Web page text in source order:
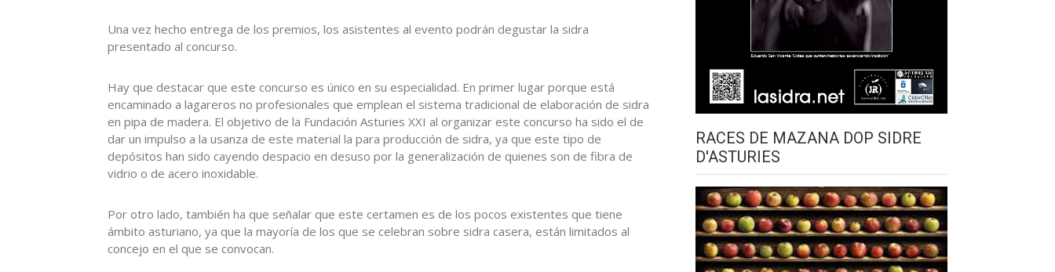
Una vez hecho entrega de los premios, los asistentes al evento podrán degustar la sidra
presentado al concurso.
Hay que destacar que este concurso es único en su especialidad. En primer lugar porque está
encaminado a lagareros no profesionales que emplean el sistema tradicional de elaboración de sidra
en pipa de madera. El objetivo de la Fundación Asturies XXI al organizar este concurso ha sido el de
dar un impulso a la usanza de este material la para producción de sidra, ya que este tipo de
depósitos han sido cayendo despacio en desuso por la generalización de quienes son de fibra de
vidrio o de acero inoxidable.
Por otro lado, también ha que señalar que este certamen es de los pocos existentes que tiene
ámbito asturiano, ya que la mayoría de los que se celebran sobre sidra casera, están limitados al
concejo en el que se convocan.
RACES DE MAZANA DOP SIDRE
D'ASTURIES